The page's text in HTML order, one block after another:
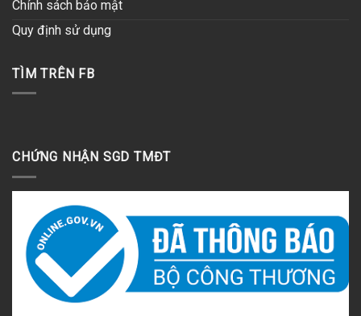
Chính sách bảo mật
Quy định sử dụng
TÌM TRÊN FB
CHỨNG NHẬN SGD TMĐT